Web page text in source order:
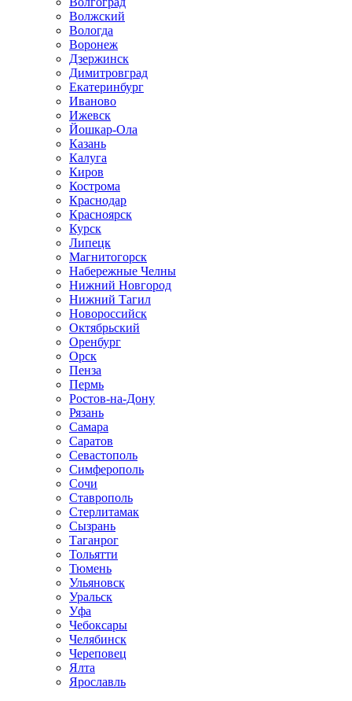
Волжский
Вологда
Воронеж
Дзержинск
Димитровград
Екатеринбург
Иваново
Ижевск
Йошкар-Ола
Казань
Калуга
Киров
Кострома
Краснодар
Красноярск
Курск
Липецк
Магнитогорск
Набережные Челны
Нижний Новгород
Нижний Тагил
Новороссийск
Октябрьский
Оренбург
Орск
Пенза
Пермь
Ростов-на-Дону
Рязань
Самара
Саратов
Севастополь
Симферополь
Сочи
Ставрополь
Стерлитамак
Сызрань
Таганрог
Тольятти
Тюмень
Ульяновск
Уральск
Уфа
Чебоксары
Челябинск
Череповец
Ялта
Ярославль